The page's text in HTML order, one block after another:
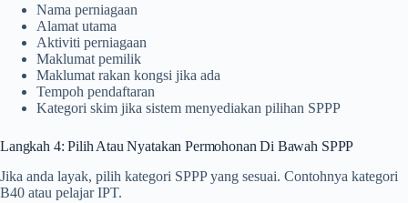
Nama perniagaan
Alamat utama
Aktiviti perniagaan
Maklumat pemilik
Maklumat rakan kongsi jika ada
Tempoh pendaftaran
Kategori skim jika sistem menyediakan pilihan SPPP
Langkah 4: Pilih Atau Nyatakan Permohonan Di Bawah SPPP
Jika anda layak, pilih kategori SPPP yang sesuai. Contohnya kategori
B40 atau pelajar IPT.